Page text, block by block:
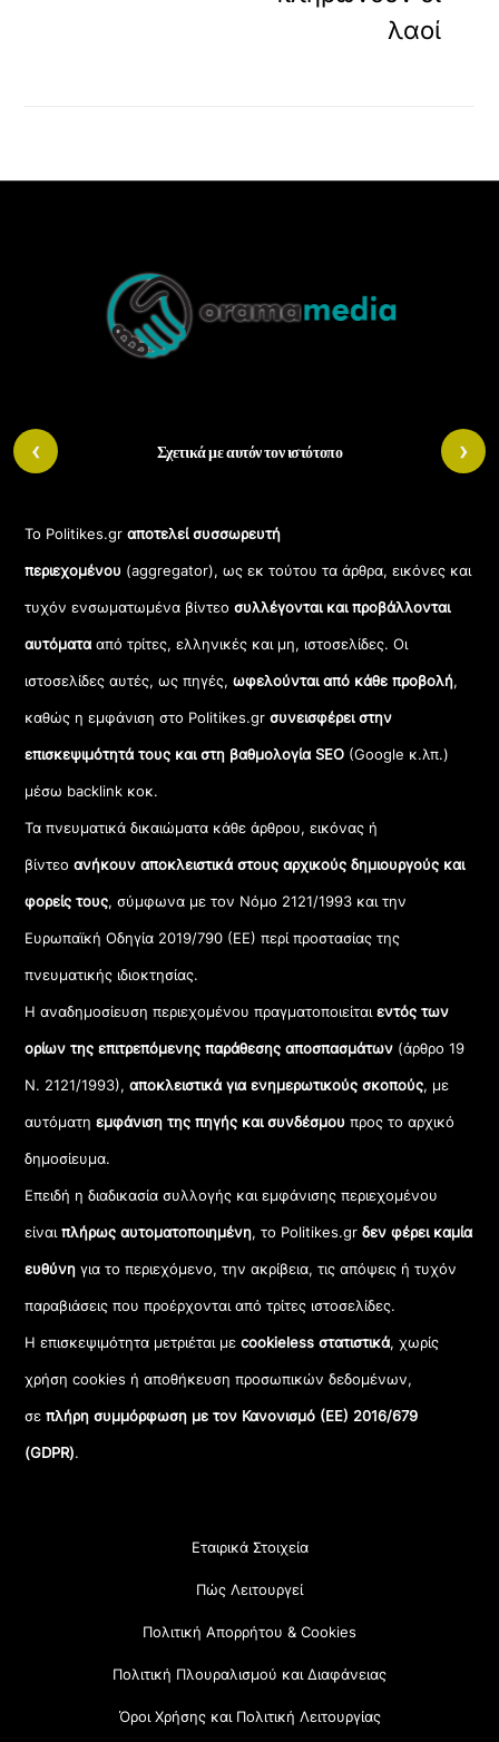
λαοί
Top
Σχετικά με αυτόν τον ιστότοπο
Το Politikes.grαποτελεί συσσωρευτή
περιεχομένου (aggregator), ως εκ τούτου τα άρθρα, εικόνες και
τυχόν ενσωματωμένα βίντεοσυλλέγονται και προβάλλονται
αυτόματααπό τρίτες, ελληνικές και μη, ιστοσελίδες. Οι
ιστοσελίδες αυτές, ως πηγές,ωφελούνται από κάθε προβολή,
καθώς η εμφάνιση στο Politikes.gr συνεισφέρει στην
επισκεψιμότητά τους και στη βαθμολογία SEO (Google κ.λπ.)
μέσω backlink κοκ.
Τα πνευματικά δικαιώματα κάθε άρθρου, εικόνας ή
βίντεοανήκουν αποκλειστικά στους αρχικούς δημιουργούς και
φορείς τους, σύμφωνα με τον Νόμο 2121/1993 και την
Ευρωπαϊκή Οδηγία 2019/790 (ΕΕ) περί προστασίας της
πνευματικής ιδιοκτησίας.
Η αναδημοσίευση περιεχομένου πραγματοποιείταιεντός των
ορίων της επιτρεπόμενης παράθεσης αποσπασμάτων (άρθρο 19
Ν. 2121/1993), αποκλειστικά για ενημερωτικούς σκοπούς, με
αυτόματηεμφάνιση της πηγής και συνδέσμου προς το αρχικό
δημοσίευμα.
Επειδή η διαδικασία συλλογής και εμφάνισης περιεχομένου
είναιπλήρως αυτοματοποιημένη, το Politikes.grδεν φέρει καμία
ευθύνη για το περιεχόμενο, την ακρίβεια, τις απόψεις ή τυχόν
παραβιάσεις που προέρχονται από τρίτες ιστοσελίδες.
Η επισκεψιμότητα μετριέται μεcookieless στατιστικά, χωρίς
χρήση cookies ή αποθήκευση προσωπικών δεδομένων,
σεπλήρη συμμόρφωση με τον Κανονισμό (ΕΕ) 2016/679
(GDPR).
Εταιρικά Στοιχεία
Πώς Λειτουργεί
Πολιτική Απορρήτου & Cookies
Πολιτική Πλουραλισμού και Διαφάνειας
Όροι Χρήσης και Πολιτική Λειτουργίας
‹ ›